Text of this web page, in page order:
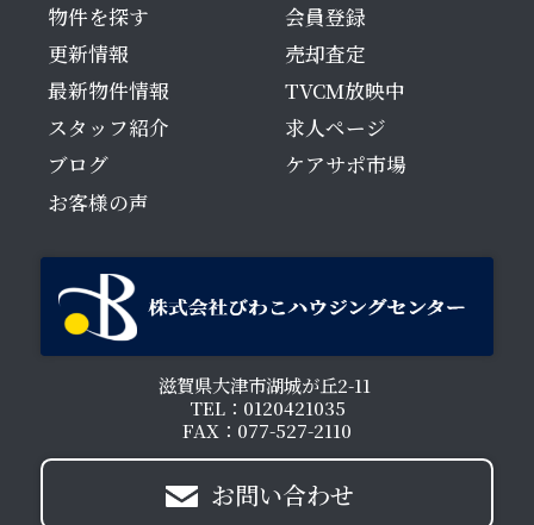
物件を探す
更新情報
最新物件情報
スタッフ紹介
ブログ
お客様の声
会員登録
売却査定
TVCM放映中
求人ページ
ケアサポ市場
滋賀県大津市湖城が丘2-11
TEL：0120421035
FAX：077-527-2110
お問い合わせ